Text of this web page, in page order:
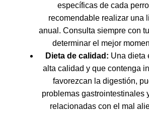
específicas de cada
recomendable realizar una
anual. Consulta siempre con
determinar el mejor
Dieta de calidad: Una dieta
alta calidad y que contenga
favorezcan la digestión,
problemas gastrointestinales
relacionadas con el mal